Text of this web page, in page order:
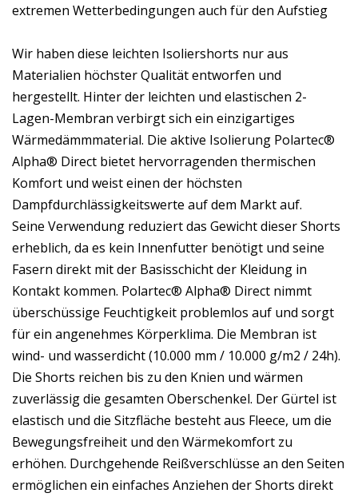
extremen Wetterbedingungen auch für den Aufstieg
Wir haben diese leichten Isoliershorts nur aus
Materialien höchster Qualität entworfen und
hergestellt. Hinter der leichten und elastischen 2-
Lagen-Membran verbirgt sich ein einzigartiges
Wärmedämmmaterial. Die aktive Isolierung Polartec®
Alpha® Direct bietet hervorragenden thermischen
Komfort und weist einen der höchsten
Dampfdurchlässigkeitswerte auf dem Markt auf.
Seine Verwendung reduziert das Gewicht dieser Shorts
erheblich, da es kein Innenfutter benötigt und seine
Fasern direkt mit der Basisschicht der Kleidung in
Kontakt kommen. Polartec® Alpha® Direct nimmt
überschüssige Feuchtigkeit problemlos auf und sorgt
für ein angenehmes Körperklima. Die Membran ist
wind- und wasserdicht (10.000 mm / 10.000 g/m2 / 24h).
Die Shorts reichen bis zu den Knien und wärmen
zuverlässig die gesamten Oberschenkel. Der Gürtel ist
elastisch und die Sitzfläche besteht aus Fleece, um die
Bewegungsfreiheit und den Wärmekomfort zu
erhöhen. Durchgehende Reißverschlüsse an den Seiten
ermöglichen ein einfaches Anziehen der Shorts direkt